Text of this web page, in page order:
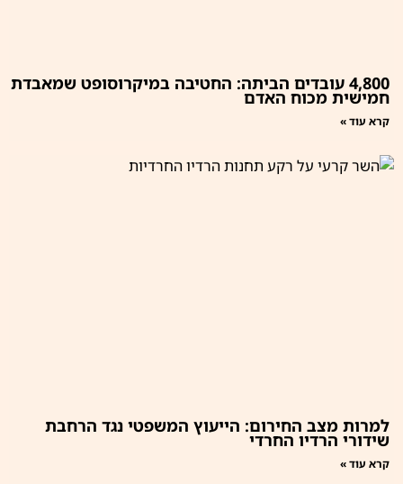
4,800 עובדים הביתה: החטיבה במיקרוסופט שמאבדת
חמישית מכוח האדם
קרא עוד »
למרות מצב החירום: הייעוץ המשפטי נגד הרחבת
שידורי הרדיו החרדי
קרא עוד »